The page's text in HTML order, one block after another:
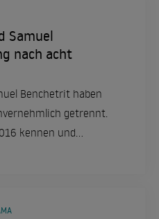
Samuel
nach acht
Benchetrit haben
getrennt.
kennen und
ihres